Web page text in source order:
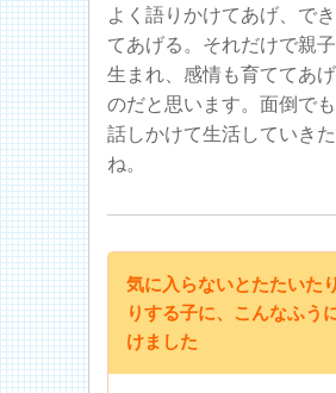
よく語りかけてあげ、で
てあげる。それだけで親
生まれ、感情も育ててあ
のだと思います。面倒でも
話しかけて生活していき
ね。
気に入らないとたたいた
りする子に、こんなふう
けました